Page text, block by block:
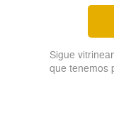
Sigue
que tenemos